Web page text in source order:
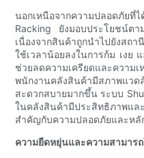
นอกเหนือจากความปลอดภัยที่
Racking ยังมอบประโยชน์ตา
เนื่องจากสินค้าถูกนำไปยังสถ
ใช้เวลาน้อยลงในการก้ม เงย
ช่วยลดความเครียดและคว
พนักงานคลังสินค้ามีสภาพแวด
สะดวกสบายมากขึ้น ระบบ
ในคลังสินค้ามีประสิทธิภาพแ
สำคัญกับความปลอดภัยและหลั
ความยืดหยุ่นและความสามาร